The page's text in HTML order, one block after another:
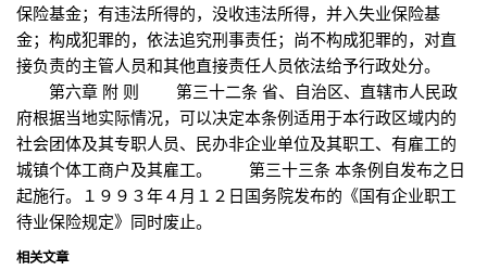
保险基金；有违法所得的，没收违法所得，并入失业保险基
金；构成犯罪的，依法追究刑事责任；尚不构成犯罪的，对直
接负责的主管人员和其他直接责任人员依法给予行政处分。
第六章 附 则 第三十二条 省、自治区、直辖市人民政
府根据当地实际情况，可以决定本条例适用于本行政区域内的
社会团体及其专职人员、民办非企业单位及其职工、有雇工的
城镇个体工商户及其雇工。 第三十三条 本条例自发布之日
起施行。１９９３年４月１２日国务院发布的《国有企业职工
待业保险规定》同时废止。
相关文章